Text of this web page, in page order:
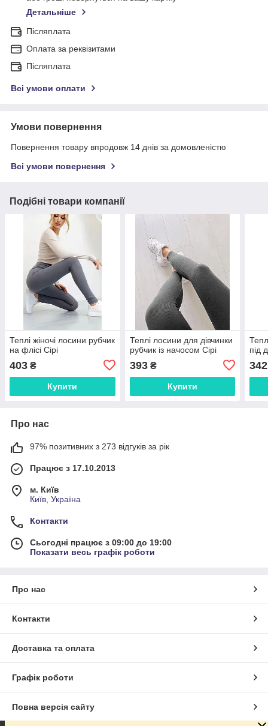
Детальніше
Післяплата
Оплата за реквізитами
Післяплата
Всі умови оплати
Умови повернення
Повернення товару впродовж 14 днів за домовленістю
Всі умови повернення
Подібні товари компанії
Теплі жіночі лосини рубчик
на флісі Сірі
403 ₴
Купити
Теплі лосини для дівчинки
рубчик із начосом Сірі
393₴
Купити
під
342
Про нас
97% позитивних з 273 відгуків за рік
Працює з 17.10.2013
м. Київ
Київ, Україна
Контакти
Сьогодні працює з 09:00 до 19:00
Показати весь графік роботи
Про нас
Контакти
Доставка та оплата
Графік роботи
Повна версія сайту